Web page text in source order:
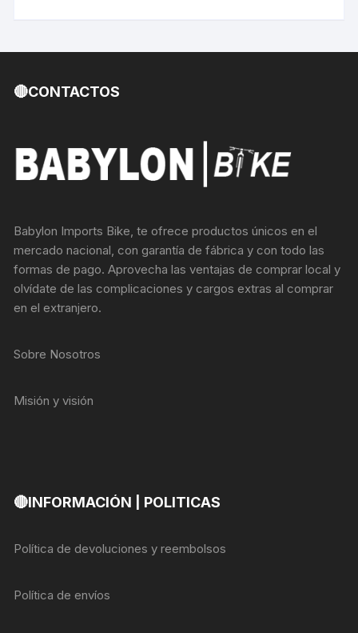
🔴CONTACTOS
Babylon Imports Bike, te ofrece productos únicos en el
mercado nacional, con garantía de fábrica y con todo las
formas de pago. Aprovecha las ventajas de comprar local y
olvídate de las complicaciones y cargos extras al comprar
en el extranjero.
Sobre Nosotros
Misión y visión
🔴INFORMACIÓN | POLITICAS
Política de devoluciones y reembolsos
Política de envíos